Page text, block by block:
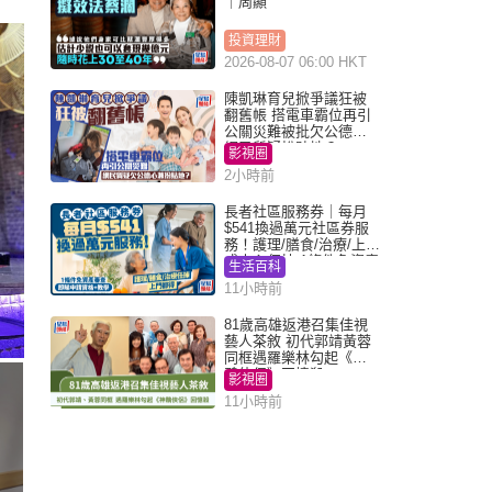
投資理財
2026-08-07 06:00 HKT
陳凱琳育兒掀爭議狂被
翻舊帳 搭電車霸位再引
公關災難被批欠公德心
網民質疑扮貼地？
影視圈
2小時前
長者社區服務券｜每月
$541換過萬元社區券服
務！護理/膳食/治療/上門
或中心任揀 1條件免資產
審查（附申請資格及教
學）
生活百科
11小時前
81歲高雄返港召集佳視
藝人茶敘 初代郭靖黃蓉
同框遇羅樂林勾起《神
鵰俠侶》回憶殺
影視圈
11小時前